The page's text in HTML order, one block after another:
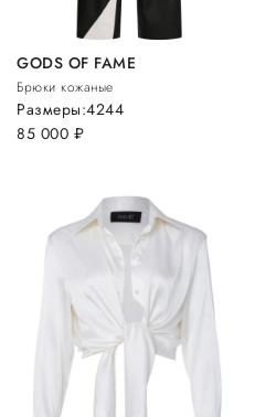
GODS OF FAME
Брюки кожаные
85 000 руб.
Размеры:4244